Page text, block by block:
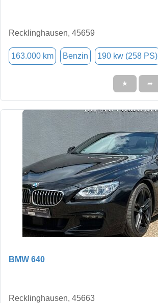
Recklinghausen, 45659
163.000 km Benzin 190 kw (258 PS)
★ ➦
BMW 640
Recklinghausen, 45663